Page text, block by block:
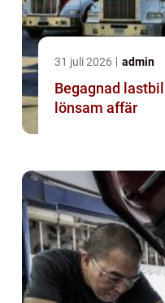
31 juli 2026 admin
Begagnad lastbil så gör du en trygg och
lönsam affär